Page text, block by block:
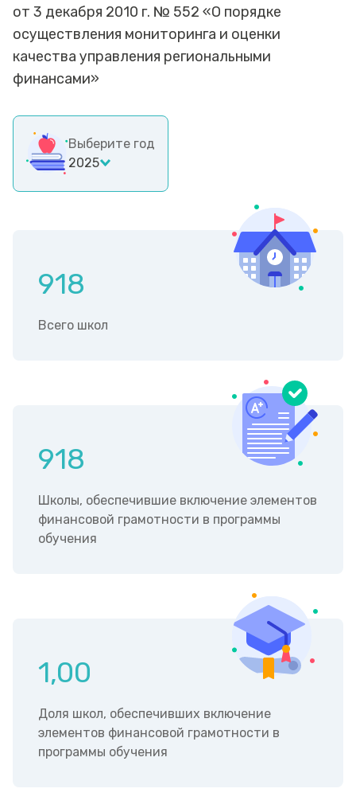
от 3 декабря 2010 г. № 552 «О порядке
осуществления мониторинга и оценки
качества управления региональными
финансами»
Выберите год
2025
918
Всего школ
918
Школы, обеспечившие включение элементов
финансовой грамотности в программы
обучения
1,00
Доля школ, обеспечивших включение
элементов финансовой грамотности в
программы обучения